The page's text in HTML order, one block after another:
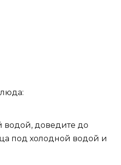
водой, доведите до
под холодной водой и